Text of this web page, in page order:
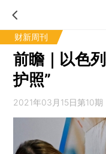
财新周刊
前瞻｜以色
护照”
2021年03月15日第10期